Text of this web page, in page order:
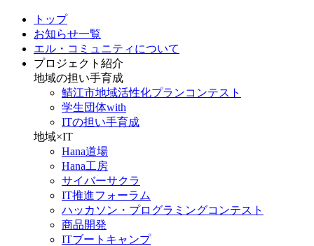
トップ
お知らせ一覧
エル・コミュニティについて
プロジェクト紹介
地域の担い手育成
鯖江市地域活性化プランコンテスト
学生団体with
ITの担い手育成
地域×IT
Hana道場
Hana工房
サイバーサクラ
IT推進フォーラム
ハッカソン・プログラミングコンテスト
商品開発
ITブートキャンプ